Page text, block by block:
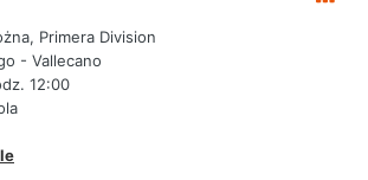
Primera Division
- Vallecano
12:00